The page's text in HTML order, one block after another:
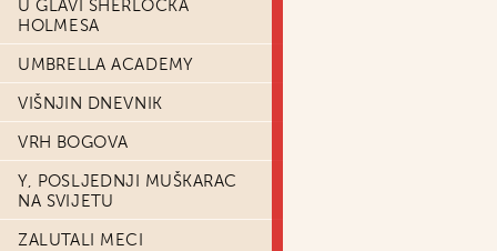
U GLAVI SHERLOCKA
HOLMESA
UMBRELLA ACADEMY
VIŠNJIN DNEVNIK
VRH BOGOVA
Y, POSLJEDNJI MUŠKARAC
NA SVIJETU
ZALUTALI MECI